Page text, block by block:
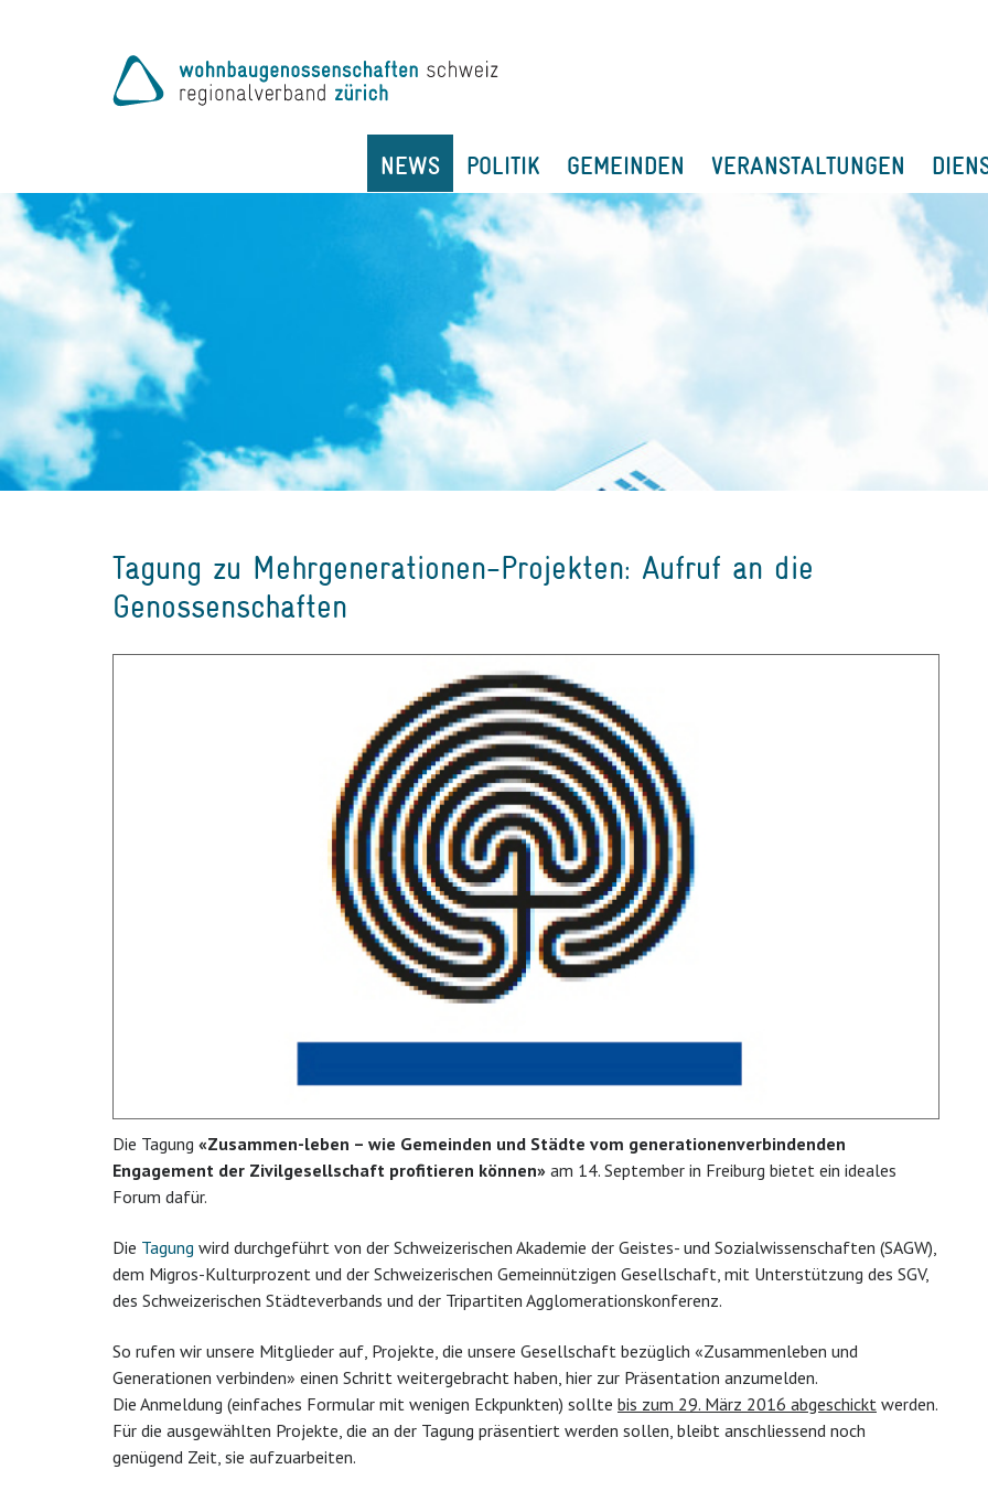
NEWS POLITIK GEMEINDEN VERANSTALTUNGEN
Tagung zu Mehrgenerationen-Projekten: Aufruf an die
Genossenschaften
Die Tagung «Zusammen-leben – wie Gemeinden und Städte vom generationenverbindenden
Engagement der Zivilgesellschaft profitieren können» am 14. September in Freiburg bietet ein ideales
Forum dafür.
Die Tagung wird durchgeführt von der Schweizerischen Akademie der Geistes- und Sozialwissenschaften (SAGW),
dem Migros-Kulturprozent und der Schweizerischen Gemeinnützigen Gesellschaft, mit Unterstützung des SGV,
des Schweizerischen Städteverbands und der Tripartiten Agglomerationskonferenz.
So rufen wir unsere Mitglieder auf, Projekte, die unsere Gesellschaft bezüglich «Zusammenleben und
Generationen verbinden» einen Schritt weitergebracht haben, hier zur Präsentation anzumelden.
Die Anmeldung (einfaches Formular mit wenigen Eckpunkten) sollte bis zum 29. März 2016 abgeschickt werden.
Für die ausgewählten Projekte, die an der Tagung präsentiert werden sollen, bleibt anschliessend noch
genügend Zeit, sie aufzuarbeiten.